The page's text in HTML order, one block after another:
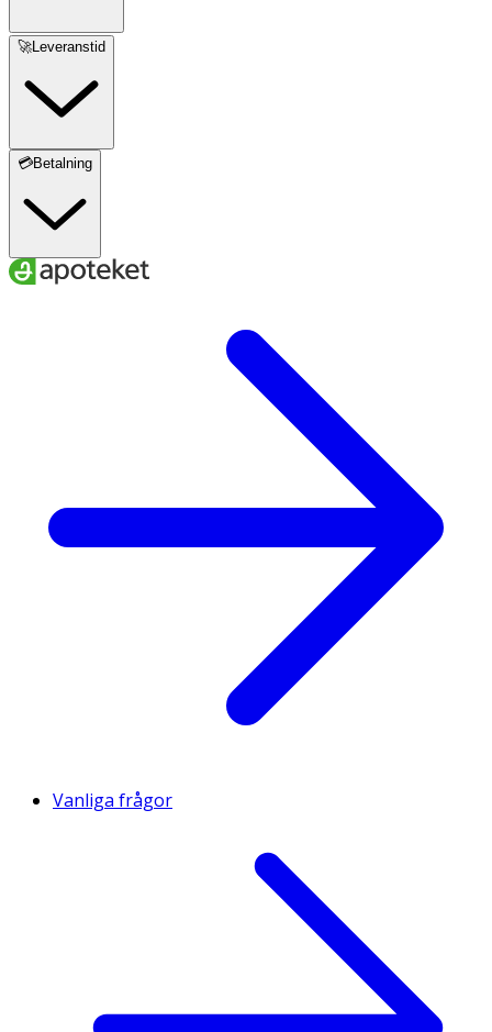
🚀Leveranstid
💳Betalning
Vanliga frågor